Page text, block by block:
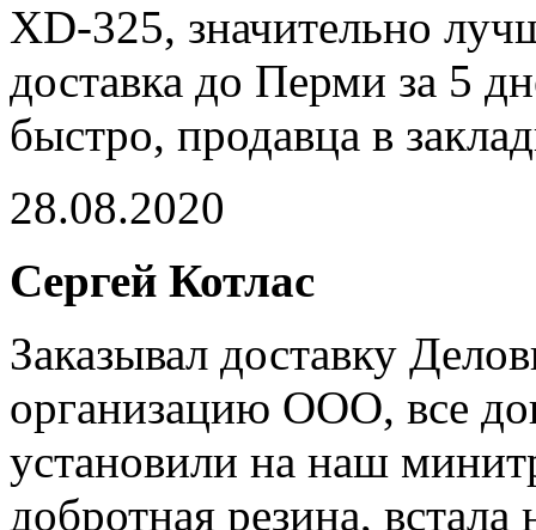
XD-325, значительно
доставка до Перми за 5
быстро, продавца в
28.08.2020
Сергей Котлас
Заказывал доставку
организацию ООО, все
установили на наш
добротная резина,